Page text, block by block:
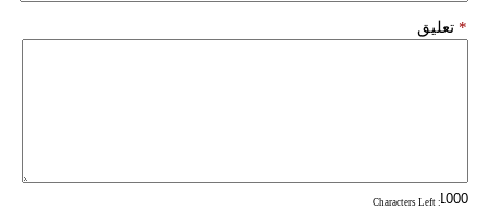
تعليق *
: Characters Left